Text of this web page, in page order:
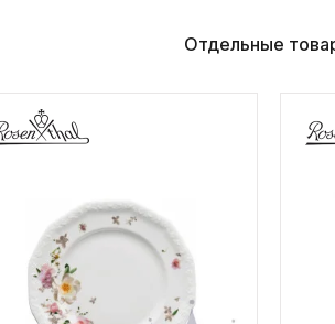
Отдельные